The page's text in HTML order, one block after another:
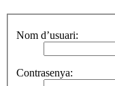
Nom d’usuari:
Contrasenya: